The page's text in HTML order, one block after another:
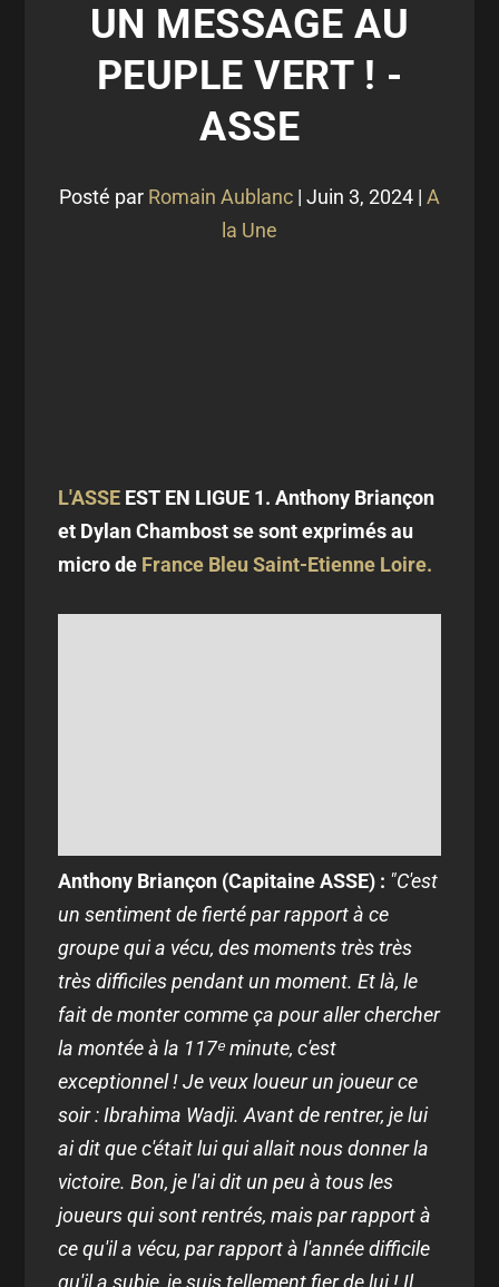
UN MESSAGE AU
PEUPLE VERT ! -
ASSE
Posté par Romain Aublanc | Juin 3, 2024 | A
la Une
L'ASSE EST EN LIGUE 1. Anthony Briançon
et Dylan Chambost se sont exprimés au
micro de France Bleu Saint-Etienne Loire.
Anthony Briançon (Capitaine ASSE) : "C'est
un sentiment de fierté par rapport à ce
groupe qui a vécu, des moments très très
très difficiles pendant un moment. Et là, le
fait de monter comme ça pour aller chercher
la montée à la 117ᵉ minute, c'est
exceptionnel ! Je veux loueur un joueur ce
soir : Ibrahima Wadji. Avant de rentrer, je lui
ai dit que c'était lui qui allait nous donner la
victoire. Bon, je l'ai dit un peu à tous les
joueurs qui sont rentrés, mais par rapport à
ce qu'il a vécu, par rapport à l'année difficile
qu'il a subie, je suis tellement fier de lui ! Il